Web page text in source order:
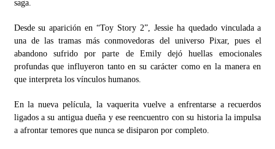
saga.
Desde su aparición en “Toy Story 2”, Jessie ha quedado vinculada a
una de las tramas más conmovedoras del universo Pixar, pues el
abandono sufrido por parte de Emily dejó huellas emocionales
profundas que influyeron tanto en su carácter como en la manera en
que interpreta los vínculos humanos.
En la nueva película, la vaquerita vuelve a enfrentarse a recuerdos
ligados a su antigua dueña y ese reencuentro con su historia la impulsa
a afrontar temores que nunca se disiparon por completo.